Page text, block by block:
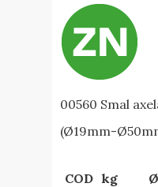
00560 Smal
(Ø19mm-
COD kg